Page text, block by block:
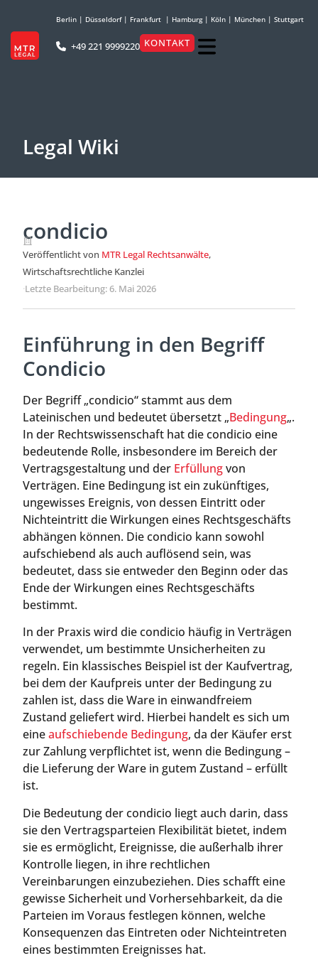
Berlin | Düsseldorf| Frankfurt | Hamburg| Köln | München | Stuttgart
+49 221 9999220 KONTAKT
Legal Wiki
condicio
Veröffentlicht von MTR Legal Rechtsanwälte,
Wirtschaftsrechtliche Kanzlei
·Letzte Bearbeitung: 6. Mai 2026
Einführung in den Begriff
Condicio
Der Begriff „condicio“ stammt aus dem
Lateinischen und bedeutet übersetzt „Bedingung„.
In der Rechtswissenschaft hat die condicio eine
bedeutende Rolle, insbesondere im Bereich der
Vertragsgestaltung und der Erfüllungvon
Verträgen. Eine Bedingung ist ein zukünftiges,
ungewisses Ereignis, von dessen Eintritt oder
Nichteintritt die Wirkungen eines Rechtsgeschäfts
abhängen können. Die condicio kann sowohl
aufschiebend als auch auflösend sein, was
bedeutet, dass sie entweder den Beginn oder das
Ende der Wirkungen eines Rechtsgeschäfts
bestimmt.
In der Praxis wird die condicio häufig in Verträgen
verwendet, um bestimmte Unsicherheiten zu
regeln. Ein klassisches Beispiel ist der Kaufvertrag,
bei dem der Kaufpreis unter der Bedingung zu
zahlen ist, dass die Ware in einwandfreiem
Zustand geliefert wird. Hierbei handelt es sich um
eineaufschiebende Bedingung, da der Käufer erst
zur Zahlung verpflichtet ist, wenn die Bedingung –
die Lieferung der Ware in gutem Zustand – erfüllt
ist.
Die Bedeutung der condicio liegt auch darin, dass
sie den Vertragsparteien Flexibilität bietet, indem
sie es ermöglicht, Ereignisse, die außerhalb ihrer
Kontrolle liegen, in ihre rechtlichen
Vereinbarungen einzubeziehen. Dies schafft eine
gewisse Sicherheit und Vorhersehbarkeit, da die
Parteien im Voraus festlegen können, welche
Konsequenzen das Eintreten oder Nichteintreten
eines bestimmten Ereignisses hat.